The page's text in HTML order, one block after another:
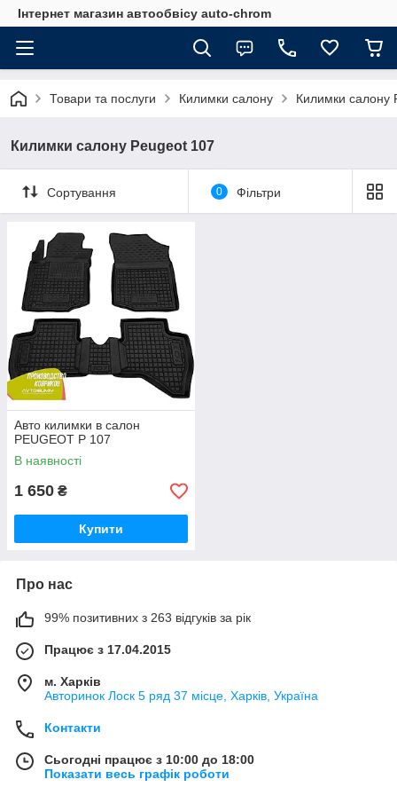
Інтернет магазин автообвісу auto-chrom
Товари та послуги Килимки салону Килимки салону
Килимки салону Peugeot 107
Сортування 0 Фільтри
Авто килимки в салон
PEUGEOT P 107
В наявності
1 650 ₴
Купити
Про нас
99% позитивних з 263 відгуків за рік
Працює з 17.04.2015
м. Харків
Авторинок Лоск 5 ряд 37 місце, Харків, Україна
Контакти
Сьогодні працює з 10:00 до 18:00
Показати весь графік роботи